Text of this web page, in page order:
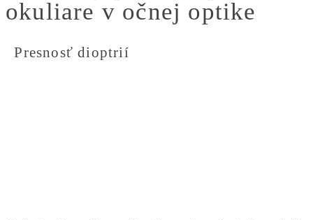
okuliare v očnej optike
Presnosť dioptrií